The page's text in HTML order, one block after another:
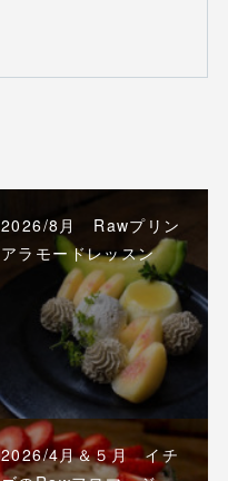
2026/8月 Rawプリン
アラモードレッスン
2026/4月＆５月 イチ